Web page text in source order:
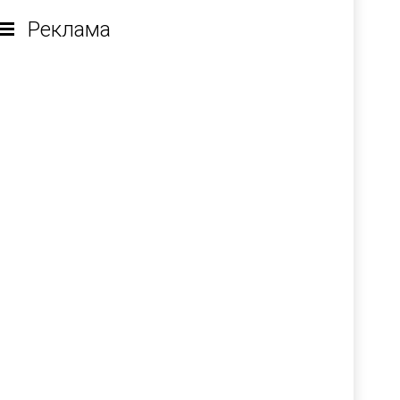
Реклама